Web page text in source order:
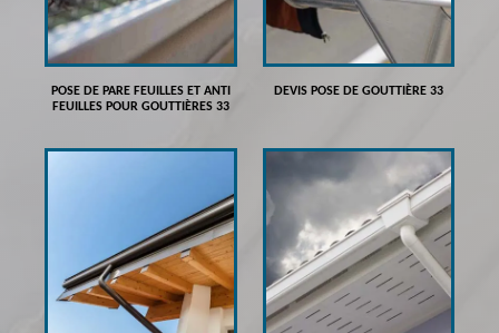
POSE DE PARE FEUILLES ET ANTI
FEUILLES POUR GOUTTIÈRES 33
DEVIS POSE DE GOUTTIÈRE 33